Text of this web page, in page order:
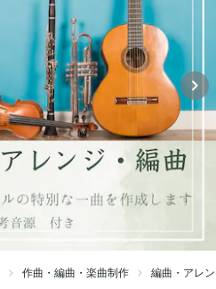
作曲・編曲・楽曲制作 編曲・アレ